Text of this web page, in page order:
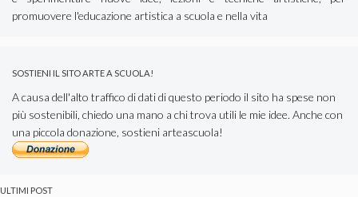
promuovere l'educazione artistica a scuola e nella vita
SOSTIENI IL SITO ARTE A SCUOLA!
A causa dell'alto traffico di dati di questo periodo il sito ha spese non
più sostenibili, chiedo una mano a chi trova utili le mie idee. Anche con
una piccola donazione, sostieni arteascuola!
ULTIMI POST